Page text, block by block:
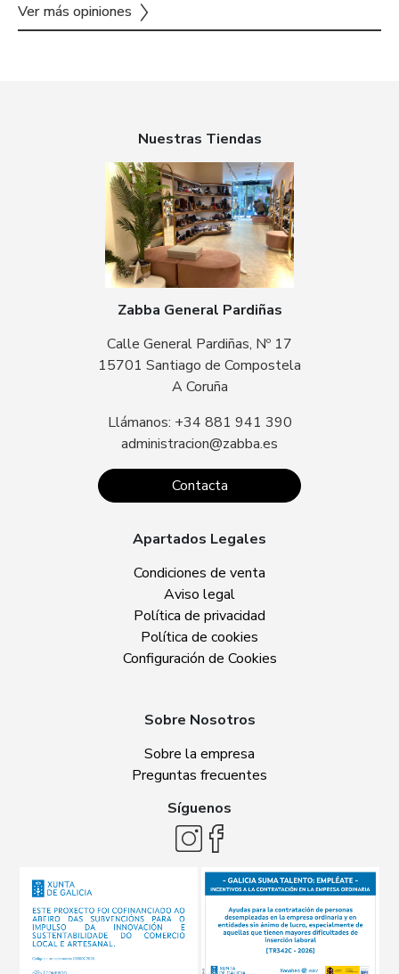
Ver más opiniones
Nuestras Tiendas
Zabba General Pardiñas
Calle General Pardiñas, Nº 17
15701 Santiago de Compostela
A Coruña
Llámanos: +34 881 941 390
administracion@zabba.es
Contacta
Apartados Legales
Condiciones de venta
Aviso legal
Política de privacidad
Política de cookies
Configuración de Cookies
Sobre Nosotros
Sobre la empresa
Preguntas frecuentes
Síguenos